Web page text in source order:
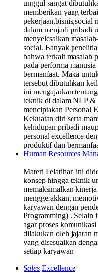
unggul sangat
memberikan yang
pekerjaan,bisnis,social
dalam menjadi pribadi
menyelesaikan
social. Banyak
bahwa terkait masalah
pada performa
bermanfaat. Maka
tersebut dibutuhkan
ini mengajarkan
teknik di dalam NLP &
menciptakan Personal
Kekuatan diri serta
kehidupan pribadi
personal excellence
produktif dan
Human Resources
Materi Pelatihan ini
konsep hingga teknik
memaksimalkan
menggerakkan,
karyawan dengan
Programming) . Selain
agar proses
dilakukan oleh jajaran
yang disesuaikan
setiap karyawan
Sales Excellence